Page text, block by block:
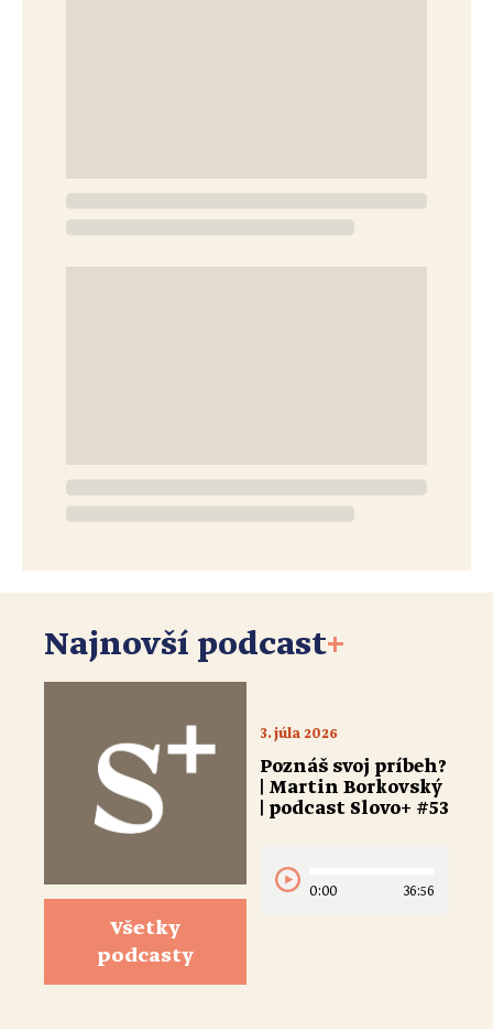
Najnovší podcast+
Všetky
podcasty
3. júla 2026
Poznáš svoj príbeh?
| Martin Borkovský
| podcast Slovo+ #53
0:00 36:56